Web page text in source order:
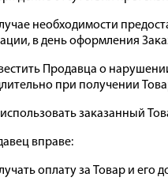
необходимости
в день оформления
Продавца о
при получении
заказанный
вправе:
оплату за Товар и его